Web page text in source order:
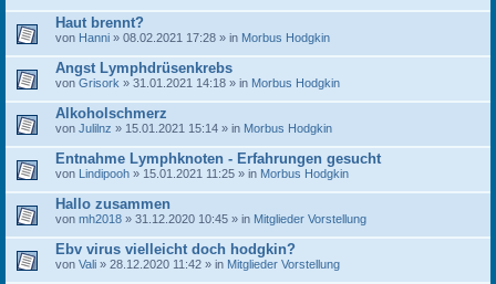
Haut brennt?
von Hanni » 08.02.2021 17:28 » in Morbus Hodgkin
Angst Lymphdrüsenkrebs
von Grisork » 31.01.2021 14:18 » in Morbus Hodgkin
Alkoholschmerz
von Julilnz » 15.01.2021 15:14 » in Morbus Hodgkin
Entnahme Lymphknoten - Erfahrungen gesucht
von Lindipooh » 15.01.2021 11:25 » in Morbus Hodgkin
Hallo zusammen
von mh2018 » 31.12.2020 10:45 » in Mitglieder Vorstellung
Ebv virus vielleicht doch hodgkin?
von Vali » 28.12.2020 11:42 » in Mitglieder Vorstellung